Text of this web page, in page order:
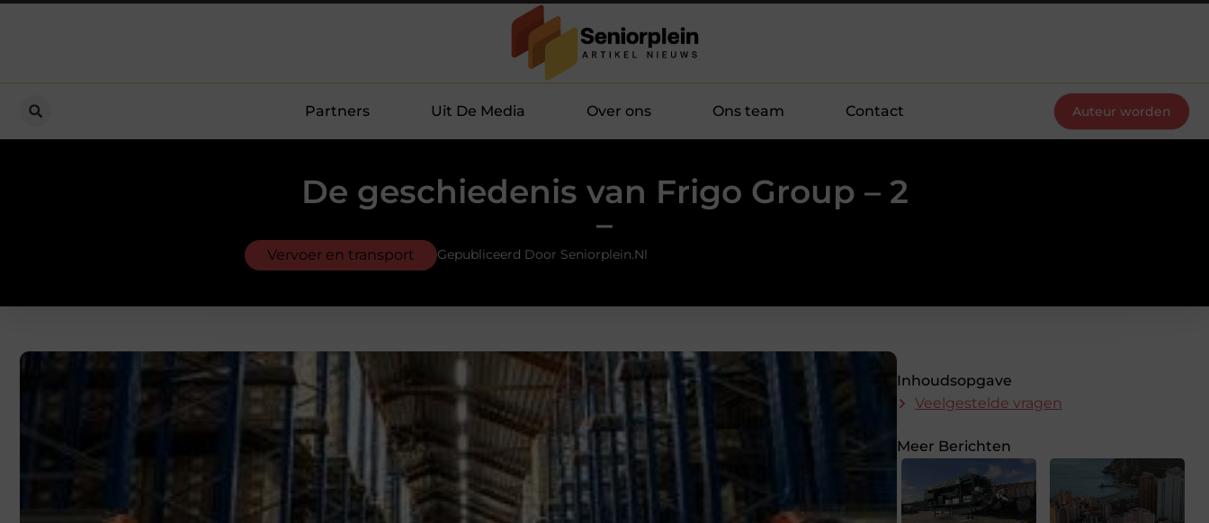
Partners Uit De Media Over ons Ons team Contact Auteur worden
De geschiedenis van Frigo Group – 2
–
Vervoer en transport Gepubliceerd Door Seniorplein.nl
Inhoudsopgave
Veelgestelde vragen
Meer Berichten